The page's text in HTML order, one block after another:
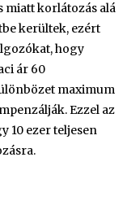
miatt korlátozás alá
kerültek, ezért
hogy
ár 60
maximum
Ezzel az
10 ezer teljesen